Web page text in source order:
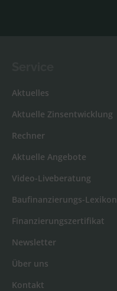
Aktuelles
Aktuelle Zinsentwicklung
Rechner
Aktuelle Angebote
Video-Liveberatung
Baufinanzierungs-Lexikon
Finanzierungszertifikat
Newsletter
Über uns
Kontakt